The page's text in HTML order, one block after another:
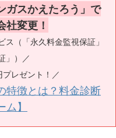
ガスかえたろう」で
社変更！
（「永久料金監視保証」
」）／
レゼント！／
特徴とは？料金診断
】